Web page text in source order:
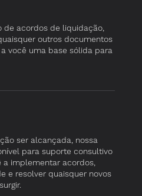
de acordos de liquidação,
outros documentos
você uma base sólida para
ser alcançada, nossa
para suporte consultivo
a implementar acordos,
e resolver quaisquer novos